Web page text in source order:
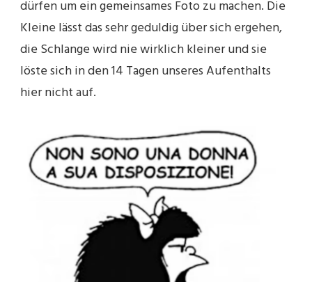
dürfen um ein gemeinsames Foto zu machen. Die
Kleine lässt das sehr geduldig über sich ergehen,
die Schlange wird nie wirklich kleiner und sie
löste sich in den 14 Tagen unseres Aufenthalts
hier nicht auf.